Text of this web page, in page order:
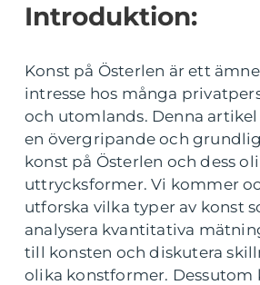
Introduktion:
Konst på Österlen är ett
intresse hos många
och utomlands. Denna
en övergripande och
konst på Österlen och dess
uttrycksformer. Vi kommer
utforska vilka typer av konst
analysera kvantitativa
till konsten och diskutera
olika konstformer. Dessutom